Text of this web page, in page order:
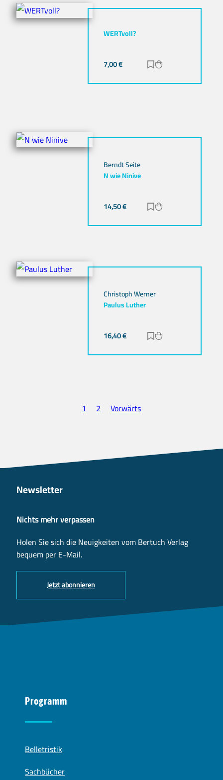
WERTvoll?
7,00€ Zur Merkliste
Berndt Seite
N wie Ninive
14,50€ Zur Merkliste
Christoph Werner
Paulus Luther
16,40€ Zur Merkliste
1 2 Vorwärts
Newsletter
Nichts mehr verpassen
Holen Sie sich die Neuigkeiten vom Bertuch Verlag
bequem per E-Mail.
Jetzt abonnieren
Programm
Belletristik
Sachbücher